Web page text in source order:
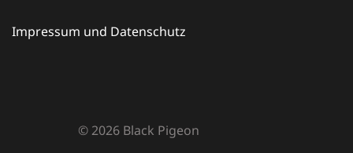
Impressum und Datenschutz
© 2026 Black Pigeon